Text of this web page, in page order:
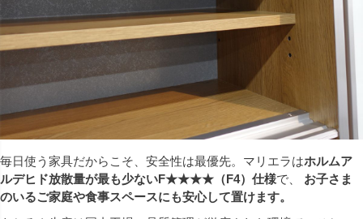
毎日使う家具だからこそ、安全性は最優先。マリエラはホルムア
ルデヒド放散量が最も少ないF★★★★（F4）仕様で、 お子さま
のいるご家庭や食事スペースにも安心して置けます。